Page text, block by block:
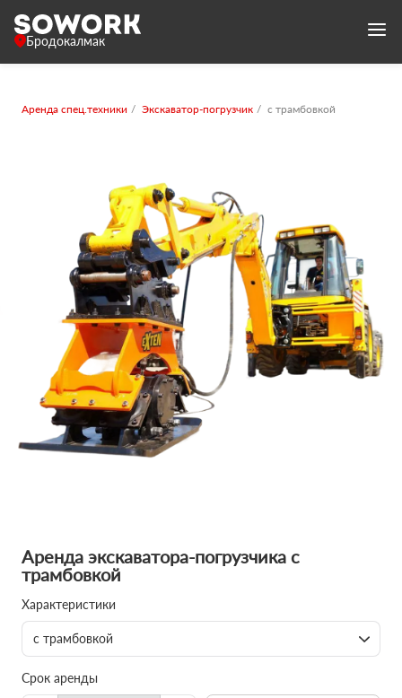
Бродокалмак
Аренда спец.техники Экскаватор-погрузчик с трамбовкой
Аренда экскаватора-погрузчика с
трамбовкой
Характеристики
с трамбовкой
Срок аренды